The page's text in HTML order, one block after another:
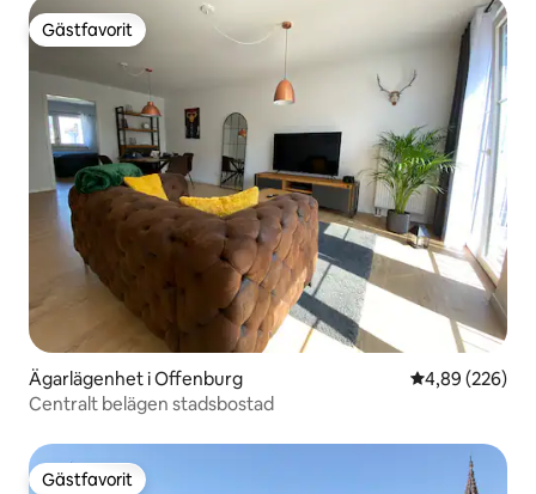
Gästfavorit
Gästfavorit
Ägarlägenhet i Offenburg 4,89 av 5 i
4,89 (226)
Centralt belägen stadsbostad
Gästfavorit
Gästfavorit